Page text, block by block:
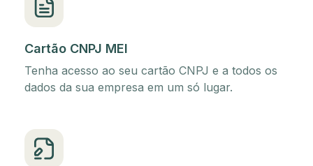
Cartão CNPJ MEI
Tenha acesso ao seu cartão CNPJ e a todos os
dados da sua empresa em um só lugar.